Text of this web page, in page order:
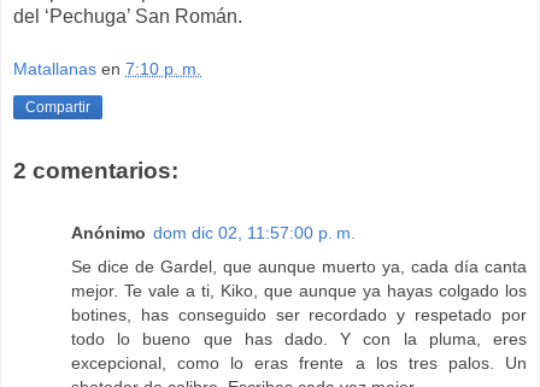
del ‘Pechuga’ San Román.
Matallanas en 7:10 p. m.
Compartir
2 comentarios:
Anónimo dom dic 02, 11:57:00 p. m.
Se dice de Gardel, que aunque muerto ya, cada día canta
mejor. Te vale a ti, Kiko, que aunque ya hayas colgado los
botines, has conseguido ser recordado y respetado por
todo lo bueno que has dado. Y con la pluma, eres
excepcional, como lo eras frente a los tres palos. Un